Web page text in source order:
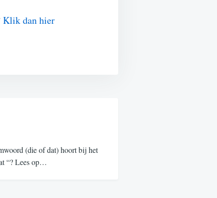
Klik dan hier
(die of dat) hoort bij het
“? Lees op…